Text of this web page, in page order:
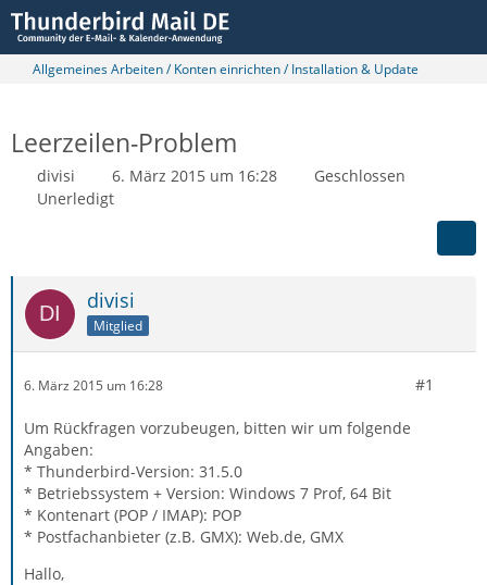
Allgemeines Arbeiten / Konten einrichten / Installation & Update
Leerzeilen-Problem
divisi 6. März 2015 um 16:28
Geschlossen
Unerledigt
divisi
Mitglied
6. März 2015 um 16:28 #1
Um Rückfragen vorzubeugen, bitten wir um folgende
Angaben:
* Thunderbird-Version: 31.5.0
* Betriebssystem + Version: Windows 7 Prof, 64 Bit
* Kontenart (POP / IMAP): POP
* Postfachanbieter (z.B. GMX): Web.de, GMX
Hallo,